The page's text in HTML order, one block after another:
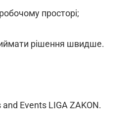
просторі;
рішення швидше.
Events LIGA ZAKON.